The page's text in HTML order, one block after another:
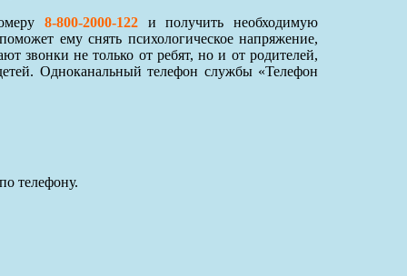
8-800-2000-122и получить необходимую
ему снять психологическое напряжение,
звонки не только от ребят, но и от родителей,
Одноканальный телефон службы «Телефон
телефону.